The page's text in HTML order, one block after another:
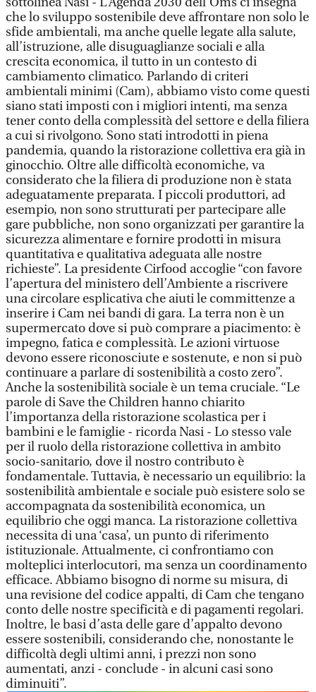
che lo sviluppo sostenibile deve affrontare non solo le
sfide ambientali, ma anche quelle legate alla salute,
all’istruzione, alle disuguaglianze sociali e alla
crescita economica, il tutto in un contesto di
cambiamento climatico. Parlando di criteri
ambientali minimi (Cam), abbiamo visto come questi
siano stati imposti con i migliori intenti, ma senza
tener conto della complessità del settore e della filiera
a cui si rivolgono. Sono stati introdotti in piena
pandemia, quando la ristorazione collettiva era già in
ginocchio. Oltre alle difficoltà economiche, va
considerato che la filiera di produzione non è stata
adeguatamente preparata. I piccoli produttori, ad
esempio, non sono strutturati per partecipare alle
gare pubbliche, non sono organizzati per garantire la
sicurezza alimentare e fornire prodotti in misura
quantitativa e qualitativa adeguata alle nostre
richieste”. La presidente Cirfood accoglie “con favore
l’apertura del ministero dell’Ambiente a riscrivere
una circolare esplicativa che aiuti le committenze a
inserire i Cam nei bandi di gara. La terra non è un
supermercato dove si può comprare a piacimento: è
impegno, fatica e complessità. Le azioni virtuose
devono essere riconosciute e sostenute, e non si può
continuare a parlare di sostenibilità a costo zero”.
Anche la sostenibilità sociale è un tema cruciale. “Le
parole di Save the Children hanno chiarito
l’importanza della ristorazione scolastica per i
bambini e le famiglie - ricorda Nasi - Lo stesso vale
per il ruolo della ristorazione collettiva in ambito
socio-sanitario, dove il nostro contributo è
fondamentale. Tuttavia, è necessario un equilibrio: la
sostenibilità ambientale e sociale può esistere solo se
accompagnata da sostenibilità economica, un
equilibrio che oggi manca. La ristorazione collettiva
necessita di una ‘casa’, un punto di riferimento
istituzionale. Attualmente, ci confrontiamo con
molteplici interlocutori, ma senza un coordinamento
efficace. Abbiamo bisogno di norme su misura, di
una revisione del codice appalti, di Cam che tengano
conto delle nostre specificità e di pagamenti regolari.
Inoltre, le basi d’asta delle gare d’appalto devono
essere sostenibili, considerando che, nonostante le
difficoltà degli ultimi anni, i prezzi non sono
aumentati, anzi - conclude - in alcuni casi sono
diminuiti”.